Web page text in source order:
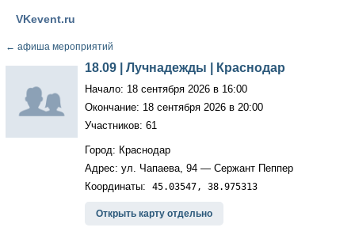
VKevent.ru
← афиша мероприятий
18.09 | Лучнадежды | Краснодар
Начало: 18 сентября 2026 в 16:00
Окончание: 18 сентября 2026 в 20:00
Участников: 61
Город: Краснодар
Адрес: ул. Чапаева, 94 — Сержант Пеппер
Координаты: 45.03547, 38.975313
Открыть карту отдельно